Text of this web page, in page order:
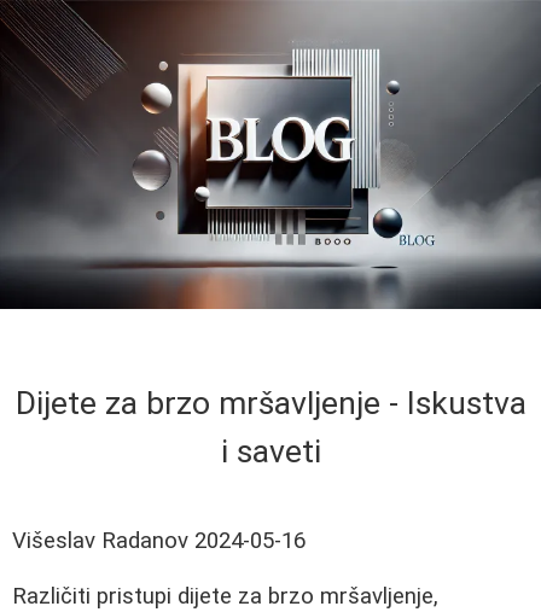
Dijete za brzo mršavljenje - Iskustva
i saveti
Višeslav Radanov 2024-05-16
Različiti pristupi dijete za brzo mršavljenje,